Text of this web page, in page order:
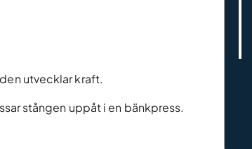
utvecklar kraft.
stången uppåt i en bänkpress.